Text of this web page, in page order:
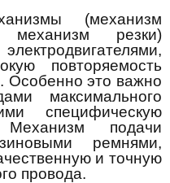
(механизм
резки)
повторяемость
Особенно это важно
максимального
специфическую
Механизм подачи
ремнями,
и точную
провода.